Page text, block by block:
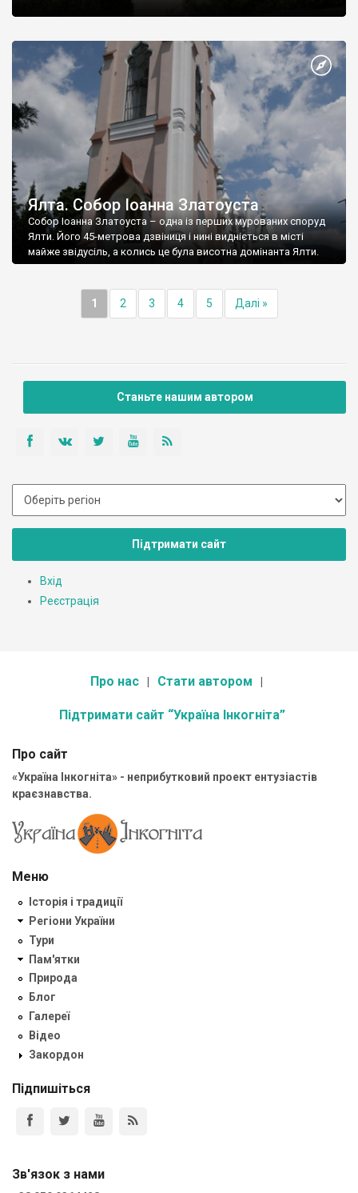
Ялта. Собор Іоанна Златоуста
Собор Іоанна Златоуста – одна із перших мурованих споруд
Ялти. Його 45-метрова дзвіниця і нині видніється в місті
майже звідусіль, а колись це була висотна домінанта Ялти.
1 2 3 4 5 Далі »
Станьте нашим автором
Підтримати сайт
Вхід
Реєстрація
Про нас Стати автором
Підтримати сайт “Україна Інкогніта”
Про сайт
«Україна Інкогніта» - неприбутковий проект ентузіастів
краєзнавства.
Меню
Історія і традиції
Регіони України
Тури
Пам'ятки
Природа
Блог
Галереї
Відео
Закордон
Підпишіться
Зв'язок з нами